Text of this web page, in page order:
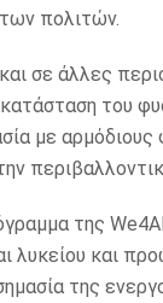
πολιτών.
σε άλλες
του
με
της
και
της